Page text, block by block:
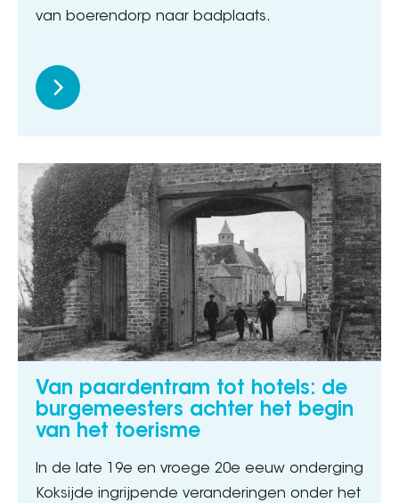
van boerendorp naar badplaats.
Van paardentram tot hotels: de
burgemeesters achter het begin
van het toerisme
In de late 19e en vroege 20e eeuw onderging
Koksijde ingrijpende veranderingen onder het